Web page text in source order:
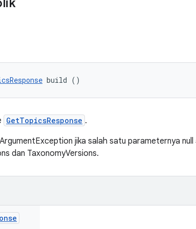
build ()
GetTopicsResponse .
jika salah satu parameternya
dan TaxonomyVersions.